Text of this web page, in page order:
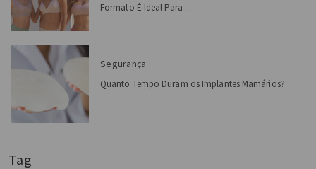
Formato É Ideal Para ...
Segurança
Quanto Tempo Duram os Implantes Mamários?
Tag